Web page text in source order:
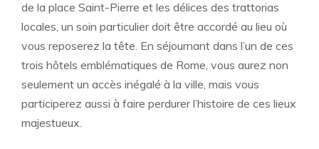
de la place Saint-Pierre et les délices des trattorias
locales, un soin particulier doit être accordé au lieu où
vous reposerez la tête. En séjournant dans l’un de ces
trois hôtels emblématiques de Rome, vous aurez non
seulement un accès inégalé à la ville, mais vous
participerez aussi à faire perdurer l’histoire de ces lieux
majestueux.